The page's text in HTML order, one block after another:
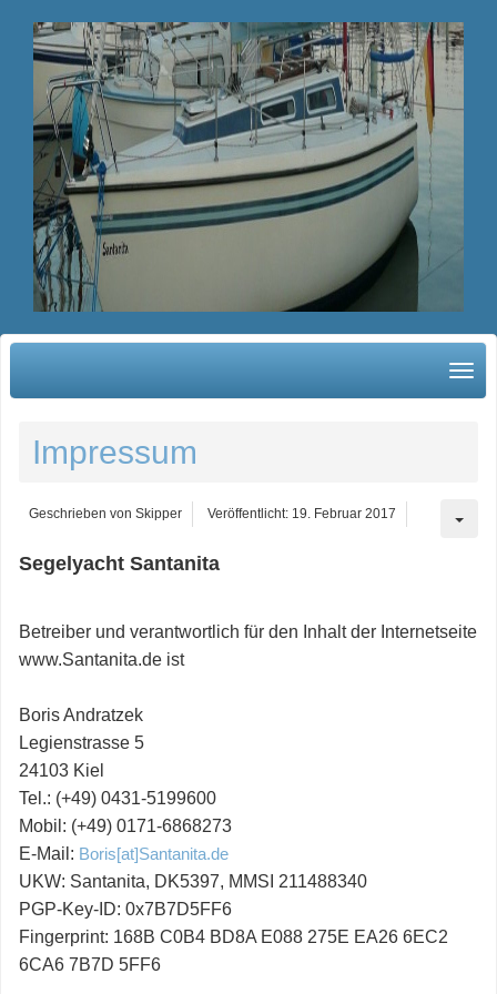
Impressum
Geschrieben von Skipper Veröffentlicht: 19. Februar 2017
Segelyacht Santanita
Betreiber und verantwortlich für den Inhalt der Internetseite
www.Santanita.de ist
Boris Andratzek
Legienstrasse 5
24103 Kiel
Tel.: (+49) 0431-5199600
Mobil: (+49) 0171-6868273
E-Mail: Boris[at]Santanita.de
UKW: Santanita, DK5397, MMSI 211488340
PGP-Key-ID: 0x7B7D5FF6
Fingerprint: 168B C0B4 BD8A E088 275E EA26 6EC2
6CA6 7B7D 5FF6